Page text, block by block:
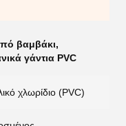
βαμβάκι,
γάντια PVC
χλωρίδιο (PVC)